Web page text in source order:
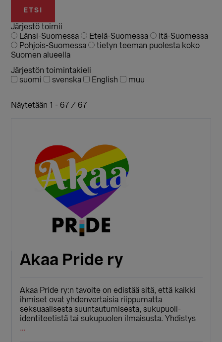
Järjestö toimii
Länsi-Suomessa
Etelä-Suomessa
Itä-Suomessa
Pohjois-Suomessa
tietyn teeman puolesta koko
Suomen alueella
Järjestön toimintakieli
suomi
svenska English muu
Näytetään 1 - 67 / 67
Akaa Pride ry
Akaa Pride ry:n tavoite on edistää sitä, että kaikki
ihmiset ovat yhdenvertaisia riippumatta
seksuaalisesta suuntautumisesta, sukupuoli-
identiteetistä tai sukupuolen ilmaisusta. Yhdistys
…